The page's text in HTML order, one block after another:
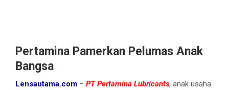
Pertamina Pamerkan Pelumas Anak
Bangsa
Lensautama.com – PT Pertamina Lubricants, anak usaha